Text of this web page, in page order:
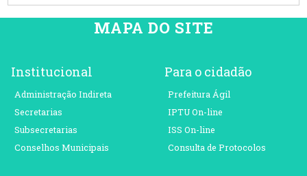
MAPA DO SITE
Institucional
Administração Indireta
Secretarias
Subsecretarias
Conselhos Municipais
Para o cidadão
Prefeitura Ágil
IPTU On-line
ISS On-line
Consulta de Protocolos